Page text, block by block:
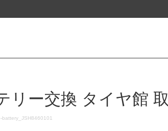
リー交換 タイヤ館
battery_JSH8460101